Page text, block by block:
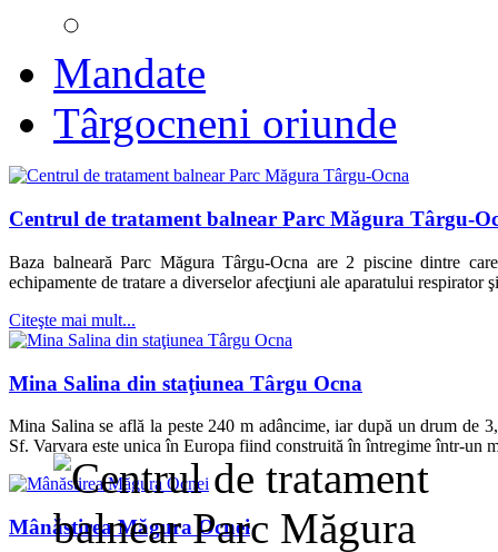
Mandate
Târgocneni oriunde
Centrul de tratament balnear Parc Măgura Târgu-
Baza balneară Parc Măgura Târgu-Ocna are 2 piscine dintre
echipamente de tratare a diverselor afecţiuni ale aparatului respirator
Citeşte mai mult...
Mina Salina din staţiunea Târgu Ocna
Mina Salina se află la peste 240 m adâncime, iar după un drum de
Sf. Varvara este unica în Europa fiind construită în întregime într-un
Mânăstirea Măgura Ocnei